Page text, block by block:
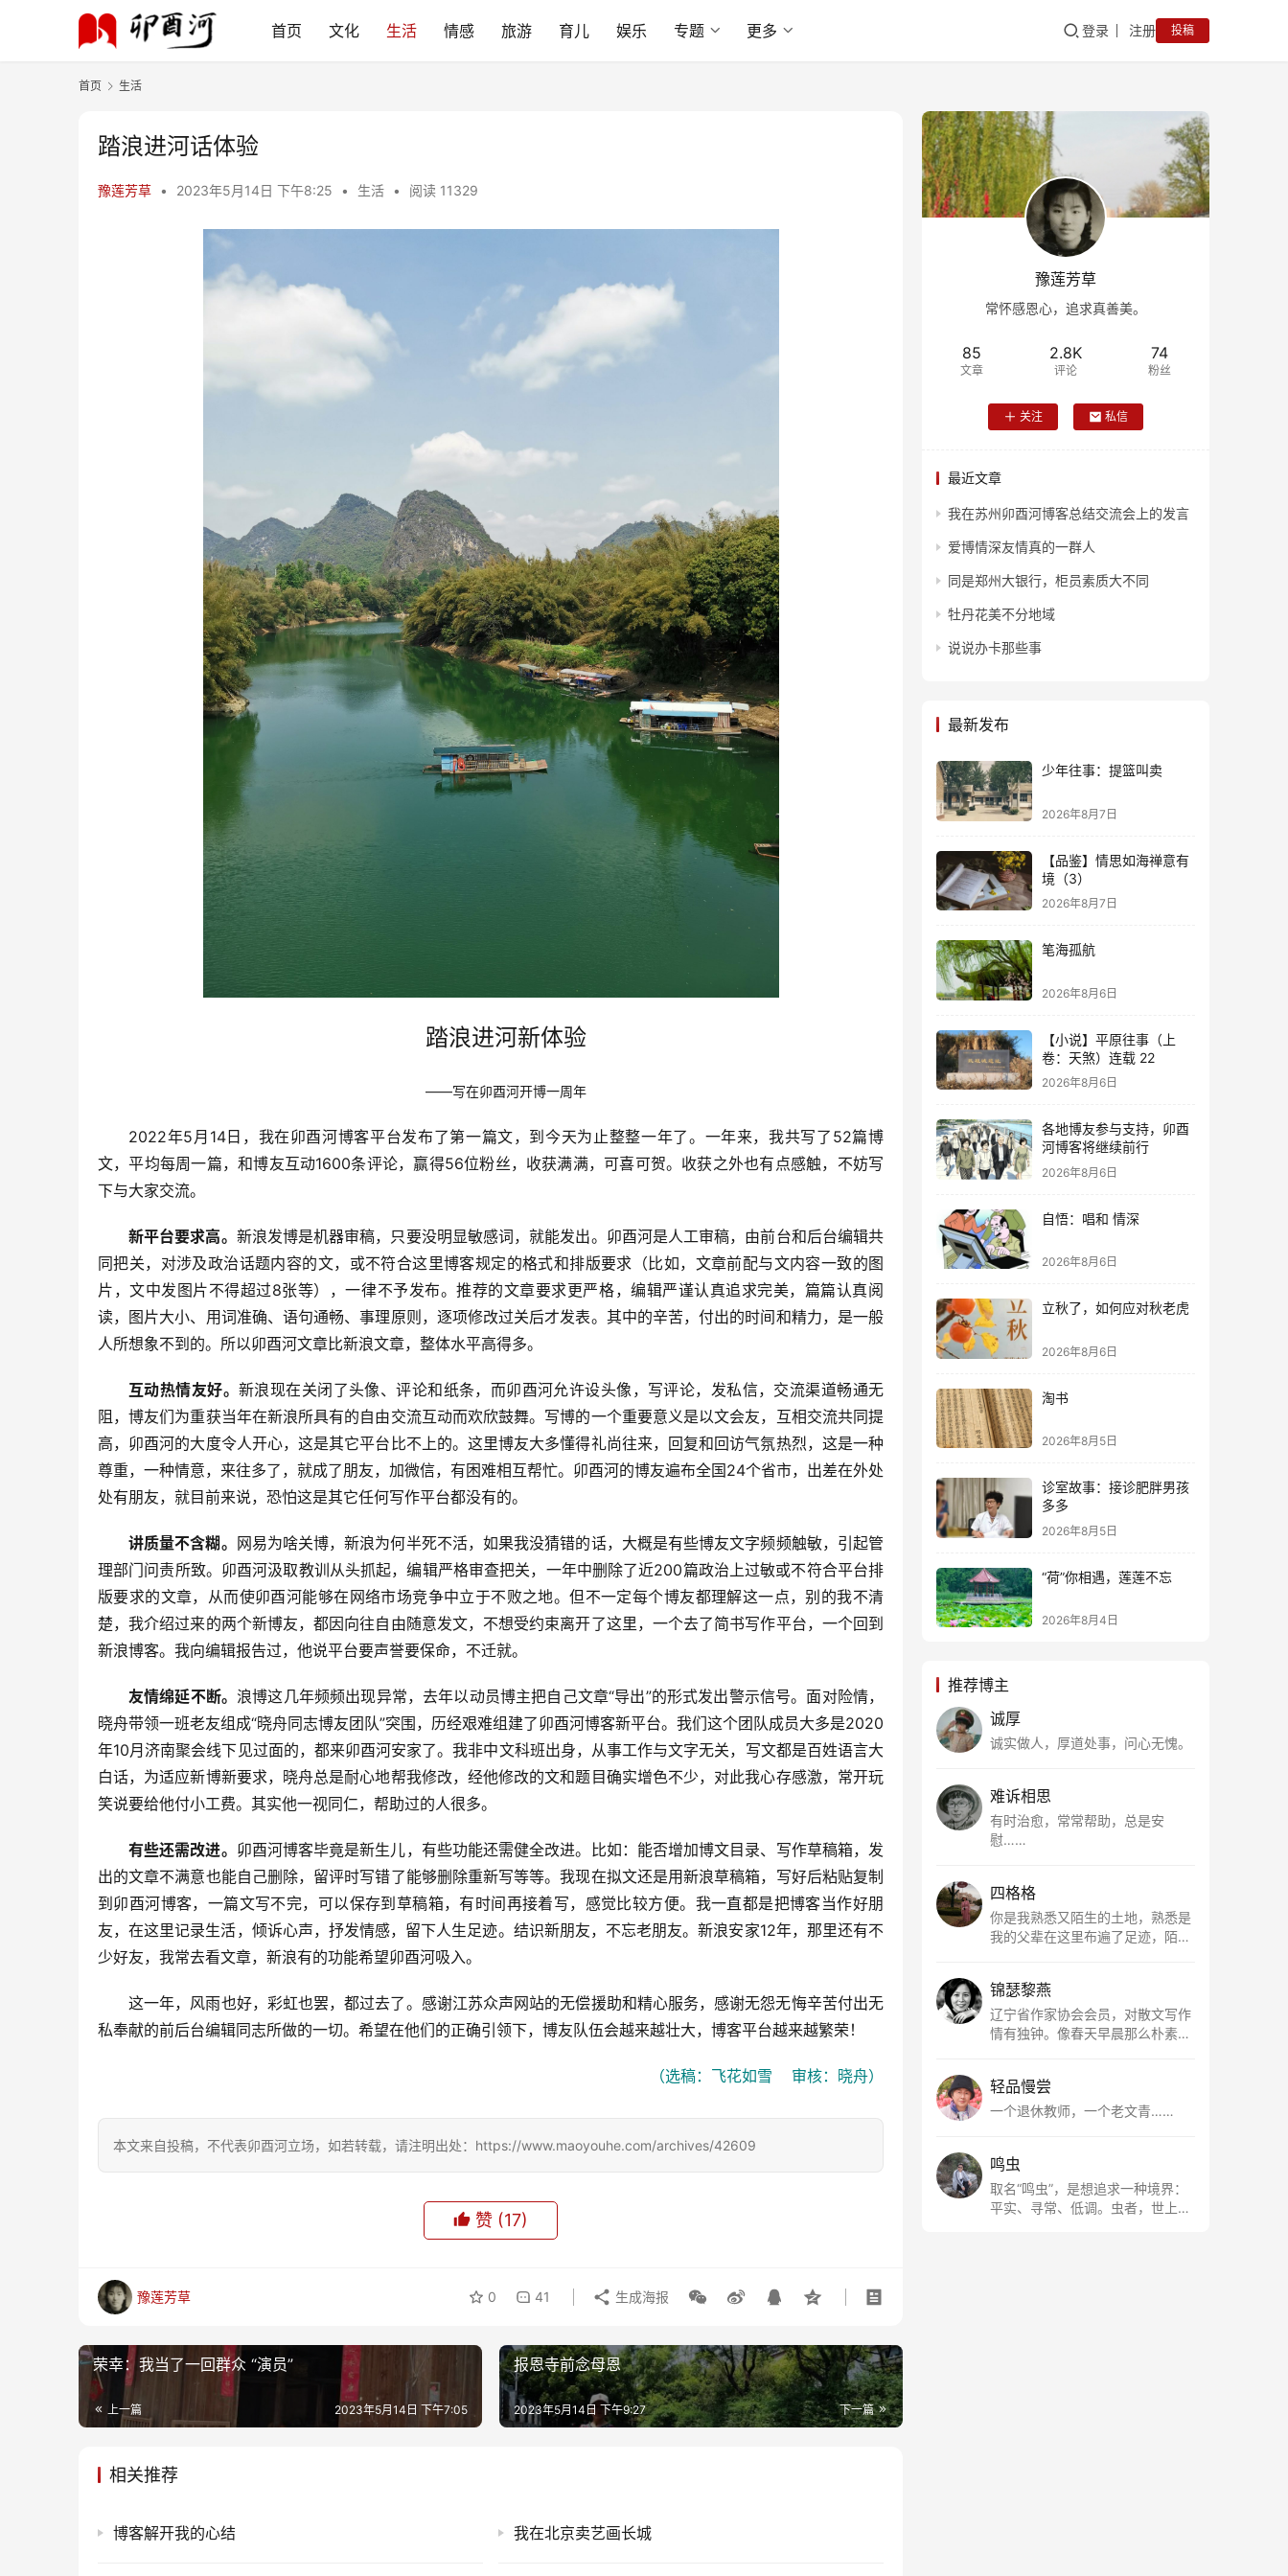
首页 文化 生活 情感 旅游 育儿 娱乐 专题 更多 登录 注册 投稿
首页 生活
踏浪进河话体验
豫莲芳草 • 2023年5月14日 下午8:25 • 生活 • 阅读 11329
踏浪进河新体验
——写在卯酉河开博一周年
2022年5月14日，我在卯酉河博客平台发布了第一篇文，到今天为止整整一年了。一年来，我共写了52篇博
文，平均每周一篇，和博友互动1600条评论，赢得56位粉丝，收获满满，可喜可贺。收获之外也有点感触，不妨写
下与大家交流。
新平台要求高。 新浪发博是机器审稿，只要没明显敏感词，就能发出。卯酉河是人工审稿，由前台和后台编辑共
同把关，对涉及政治话题内容的文，或不符合这里博客规定的格式和排版要求（比如，文章前配与文内容一致的图
片，文中发图片不得超过8张等），一律不予发布。推荐的文章要求更严格，编辑严谨认真追求完美，篇篇认真阅
读，图片大小、用词准确、语句通畅、事理原则，逐项修改过关后才发表。其中的辛苦，付出的时间和精力，是一般
人所想象不到的。所以卯酉河文章比新浪文章，整体水平高得多。
互动热情友好。 新浪现在关闭了头像、评论和纸条，而卯酉河允许设头像，写评论，发私信，交流渠道畅通无
阻，博友们为重获当年在新浪所具有的自由交流互动而欢欣鼓舞。写博的一个重要意义是以文会友，互相交流共同提
高，卯酉河的大度令人开心，这是其它平台比不上的。这里博友大多懂得礼尚往来，回复和回访气氛热烈，这是一种
尊重，一种情意，来往多了，就成了朋友，加微信，有困难相互帮忙。卯酉河的博友遍布全国24个省市，出差在外处
处有朋友，就目前来说，恐怕这是其它任何写作平台都没有的。
讲质量不含糊。 网易为啥关博，新浪为何半死不活，如果我没猜错的话，大概是有些博友文字频频触敏，引起管
理部门问责所致。卯酉河汲取教训从头抓起，编辑严格审查把关，一年中删除了近200篇政治上过敏或不符合平台排
版要求的文章，从而使卯酉河能够在网络市场竞争中立于不败之地。但不一定每个博友都理解这一点，别的我不清
楚，我介绍过来的两个新博友，都因向往自由随意发文，不想受约束离开了这里，一个去了简书写作平台，一个回到
新浪博客。我向编辑报告过，他说平台要声誉要保命，不迁就。
友情绵延不断。 浪博这几年频频出现异常，去年以动员博主把自己文章“导出”的形式发出警示信号。面对险情，
晓舟带领一班老友组成“晓舟同志博友团队”突围，历经艰难组建了卯酉河博客新平台。我们这个团队成员大多是2020
年10月济南聚会线下见过面的，都来卯酉河安家了。我非中文科班出身，从事工作与文字无关，写文都是百姓语言大
白话，为适应新博新要求，晓舟总是耐心地帮我修改，经他修改的文和题目确实增色不少，对此我心存感激，常开玩
笑说要给他付小工费。其实他一视同仁，帮助过的人很多。
有些还需改进。 卯酉河博客毕竟是新生儿，有些功能还需健全改进。比如：能否增加博文目录、写作草稿箱，发
出的文章不满意也能自己删除，留评时写错了能够删除重新写等等。我现在拟文还是用新浪草稿箱，写好后粘贴复制
到卯酉河博客，一篇文写不完，可以保存到草稿箱，有时间再接着写，感觉比较方便。我一直都是把博客当作好朋
友，在这里记录生活，倾诉心声，抒发情感，留下人生足迹。结识新朋友，不忘老朋友。新浪安家12年，那里还有不
少好友，我常去看文章，新浪有的功能希望卯酉河吸入。
这一年，风雨也好，彩虹也罢，都过去了。感谢江苏众声网站的无偿援助和精心服务，感谢无怨无悔辛苦付出无
私奉献的前后台编辑同志所做的一切。希望在他们的正确引领下，博友队伍会越来越壮大，博客平台越来越繁荣！
（选稿：飞花如雪    审核：晓舟）
本文来自投稿，不代表卯酉河立场，如若转载，请注明出处：https://www.maoyouhe.com/archives/42609
赞 (17)
豫莲芳草 0 41 生成海报
荣幸：我当了一回群众 “演员”
上一篇 2023年5月14日 下午7:05
报恩寺前念母恩
下一篇
2023年5月14日 下午9:27
相关推荐
博客解开我的心结 我在北京卖艺画长城
豫莲芳草
常怀感恩心，追求真善美。
85
文章
2.8K
评论
74
粉丝
关注 私信
最近文章
我在苏州卯酉河博客总结交流会上的发言
爱博情深友情真的一群人
同是郑州大银行，柜员素质大不同
牡丹花美不分地域
说说办卡那些事
最新发布
少年往事：提篮叫卖
2026年8月7日
【品鉴】情思如海禅意有
境（3）
2026年8月7日
笔海孤航
2026年8月6日
【小说】平原往事（上
卷：天煞）连载 22
2026年8月6日
各地博友参与支持，卯酉
河博客将继续前行
2026年8月6日
自悟：唱和 情深
2026年8月6日
立秋了，如何应对秋老虎
2026年8月6日
淘书
2026年8月5日
诊室故事：接诊肥胖男孩
多多
2026年8月5日
“荷”你相遇，莲莲不忘
2026年8月4日
推荐博主
诚厚
诚实做人，厚道处事，问心无愧。
难诉相思
有时治愈，常常帮助，总是安
慰……
四格格
你是我熟悉又陌生的土地，熟悉是
我的父辈在这里布遍了足迹，陌生
根所在，我用文字慢慢认识你、慢
慢熟悉你。
锦瑟黎燕
辽宁省作家协会会员，对散文写作
情有独钟。像春天早晨那么朴素，
轻品慢尝
一个退休教师，一个老文青……
鸣虫
取名“鸣虫”，是想追求一种境界：
平实、寻常、低调。虫者，世上最